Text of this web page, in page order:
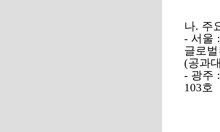
나. 주
- 서울
글로
(공과
- 광주
103호